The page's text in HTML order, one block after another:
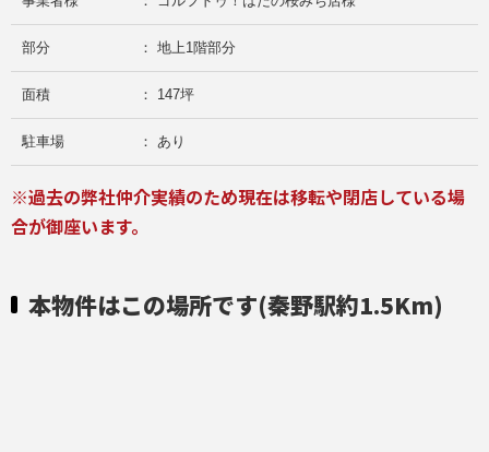
部分 ： 地上1階部分
面積 ： 147坪
駐車場 ： あり
※過去の弊社仲介実績のため現在は移転や閉店している場
合が御座います。
本物件はこの場所です(秦野駅約1.5Km)